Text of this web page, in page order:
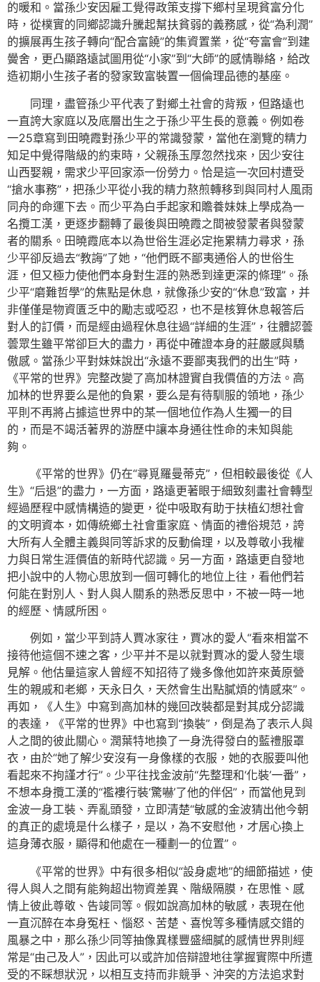
的暖和。當孫少安因雇工覺得政策支撐下鄉村呈現貧富分化
時，從樸實的同鄉認識升騰起幫扶貧弱的義務感，從“為利潤”
的擴展再生孩子轉向“配合富饒”的集資置業，從“夸富會”到建
黌舍，更凸顯路遠試圖用從“小家”到“大師”的感情聯絡，給改
造初期小生孩子者的發家致富裝置一個倫理品德的基座。
同理，盡管孫少平代表了對鄉土社會的背叛，但路遠也
一直誇大家庭以及底層出生之于孫少平生長的意義。例如卷
一25章寫到田曉霞對孫少平的常識發蒙，當他在瀏覽的精力
知足中覺得階級的約束時，父親孫玉厚忽然找來，因少安往
山西娶親，需求少平回家添一份勞力。恰是這一次回村遭受
“搶水事務”，把孫少平從小我的精力熬煎轉移到與同村人風雨
同舟的命運下去。而少平為白手起家和贍養妹妹上學成為一
名攬工漢，更逐步翻轉了最後與田曉霞之間被發蒙者與發蒙
者的關系。田曉霞底本以為世俗生涯必定拖累精力尋求，孫
少平卻反過去“教誨”了她，“他們既不鄙夷通俗人的世俗生
涯，但又極力使他們本身對生涯的熟悉到達更深的條理”。孫
少平“磨難哲學”的焦點是休息，就像孫少安的“休息”致富，并
非僅僅是物資匱乏中的勵志或啞忍，也不是核算休息報答后
對人的訂價，而是經由過程休息往過“詳細的生涯”，往體認蕓
蕓眾生雖平常卻巨大的盡力，再從中確證本身的莊嚴感與驕
傲感。當孫少平對妹妹說出“永遠不要鄙夷我們的出生”時，
《平常的世界》完整改變了高加林證實自我價值的方法。高
加林的世界要么是他的負累，要么是有待馴服的領地，孫少
平則不再將占據這世界中的某一個地位作為人生獨一的目
的，而是不竭活著界的游歷中讓本身通往性命的未知與能
夠。
《平常的世界》仍在“尋覓羅曼蒂克”，但相較最後從《人
生》“后退”的盡力，一方面，路遠更著眼于細致刻畫社會轉型
經過歷程中感情構造的變更，從中吸取有助于扶植幻想社會
的文明資本，如傳統鄉土社會重家庭、情面的禮俗規范，誇
大所有人全體主義與同等訴求的反動倫理，以及尊敬小我權
力與日常生涯價值的新時代認識。另一方面，路遠更自發地
把小說中的人物心思放到一個可轉化的地位上往，看他們若
何能在對別人、對人與人關系的熟悉反思中，不被一時一地
的經歷、情感所困。
例如，當少平到詩人賈冰家往，賈冰的愛人“看來相當不
接待他這個不速之客，少平并不是以就對賈冰的愛人發生壞
見解。他估量這家人曾經不知招待了幾多像他如許來黃原營
生的親戚和老鄉，天永日久，天然會生出點膩煩的情感來”。
再如，《人生》中寫到高加林的幾回改裝都是對其成分認識
的表達，《平常的世界》中也寫到“換裝”，倒是為了表示人與
人之間的彼此關心。潤葉特地換了一身洗得發白的藍禮服罩
衣，由於“她了解少安沒有一身像樣的衣服，她的衣服要叫他
看起來不拘謹才行”。少平往找金波前“先整理和‘化裝’一番”，
不想本身攬工漢的“襤褸行裝‘驚嚇’了他的伴侶”，而當他見到
金波一身工裝、弄亂頭發，立即清楚“敏感的金波猜出他今朝
的真正的處境是什么樣子，是以，為不安慰他，才居心換上
這身薄衣服，顯得和他處在一種劃一的位置”。
《平常的世界》中有很多相似“設身處地”的細節描述，使
得人與人之間有能夠超出物資差異、階級隔膜，在思惟、感
情上彼此尊敬、告竣同等。假如說高加林的敏感，表現在他
一直沉醉在本身冤枉、惱怒、苦楚、喜悅等多種情感交錯的
風暴之中，那么孫少同等抽像異樣豐盛細膩的感情世界則經
常是“由己及人”，因此可以或許加倍辯證地往掌握實際中所遭
受的不睬想狀況，以相互支持而非競爭、沖突的方法追求對